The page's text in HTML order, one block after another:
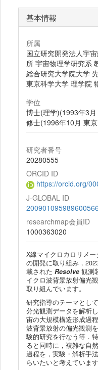
基本情報
所属
国立研究開発法人宇
所 宇宙物理学研究系
総合研究大学院大学
東京科学大学 理学院
学位
博士(理学)(1993年3
修士(1996年10月 東
研究者番号
20280555
ORCID ID
https://orcid.org/
J-GLOBAL ID
200901095989600566
researchmap会員ID
1000363020
X線マイクロカロリメ
の開発に取り組み，
載された Resolve 観測
イクロ波背景放射偏光
取り組んでいます。
研究指導のテーマとし
分光観測データを解析
宙の大規模構造形成過
波背景放射の偏光観測
験的研究を行なう等．
ると同時に，複雑な自
過程を，実験・解析手
らいたいと考えています